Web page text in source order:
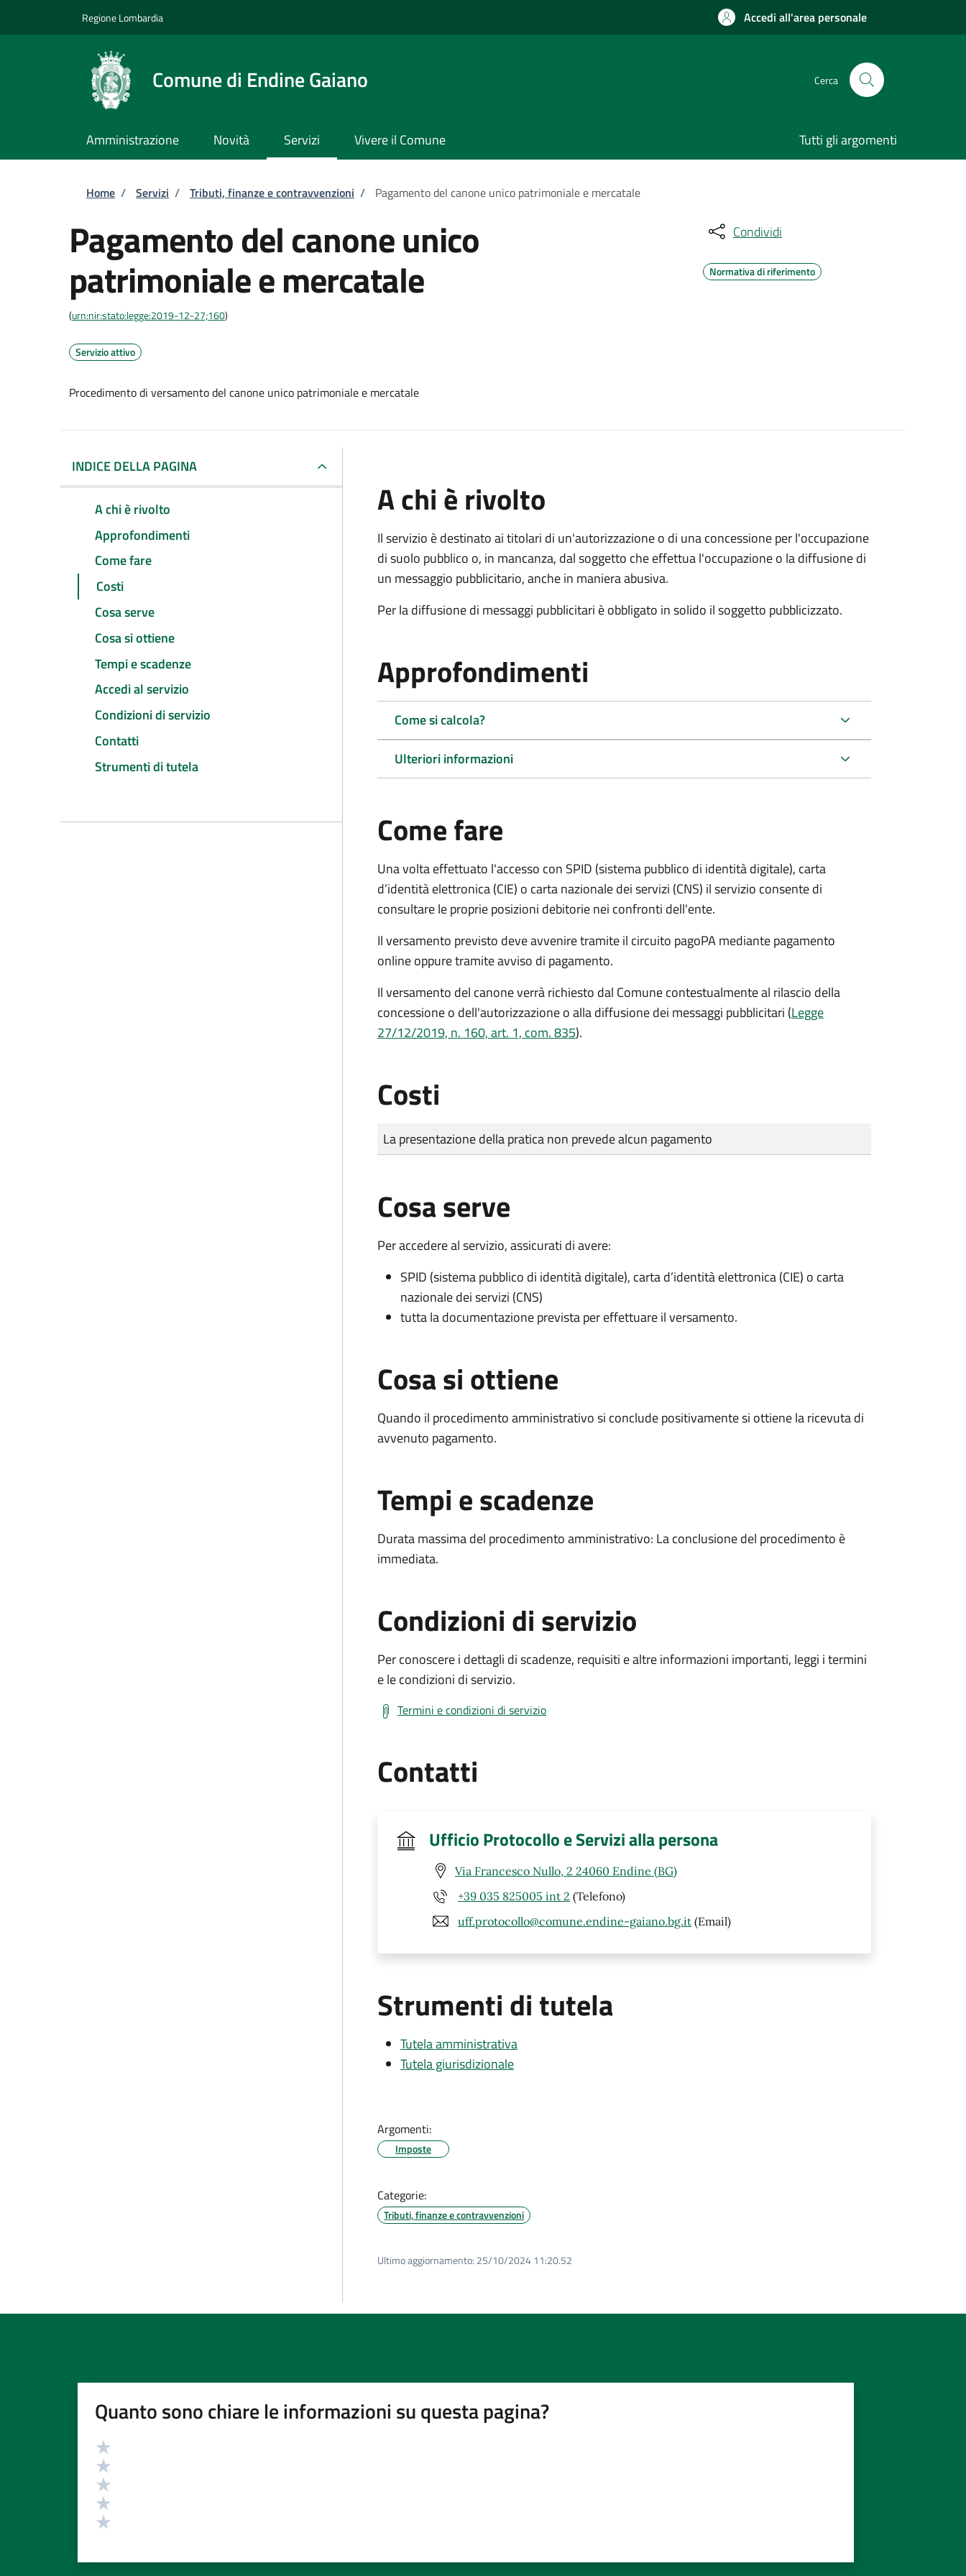
Regione Lombardia Accedi all'area personale
Comune di Endine Gaiano Cerca
Amministrazione Novità Servizi Vivere il Comune Tutti gli argomenti
Briciole di pane
Home / Servizi / Tributi, finanze e contravvenzioni / Pagamento del canone unico patrimoniale e mercatale
Pagamento del canone unico
patrimoniale e mercatale
(urn:nir:stato:legge:2019-12-27;160)
Servizio attivo
Procedimento di versamento del canone unico patrimoniale e mercatale
Condividi
Normativa di riferimento
INDICE DELLA PAGINA
A chi è rivolto
Approfondimenti
Come fare
Costi
Cosa serve
Cosa si ottiene
Tempi e scadenze
Accedi al servizio
Condizioni di servizio
Contatti
Strumenti di tutela
A chi è rivolto
Il servizio è destinato ai titolari di un'autorizzazione o di una concessione per l'occupazione
di suolo pubblico o, in mancanza, dal soggetto che effettua l'occupazione o la diffusione di
un messaggio pubblicitario, anche in maniera abusiva.
Per la diffusione di messaggi pubblicitari è obbligato in solido il soggetto pubblicizzato.
Approfondimenti
Come si calcola?
Ulteriori informazioni
Come fare
Una volta effettuato l'accesso con SPID (sistema pubblico di identità digitale), carta
d’identità elettronica (CIE) o carta nazionale dei servizi (CNS) il servizio consente di
consultare le proprie posizioni debitorie nei confronti dell'ente.
Il versamento previsto deve avvenire tramite il circuito pagoPA mediante pagamento
online oppure tramite avviso di pagamento.
Il versamento del canone verrà richiesto dal Comune contestualmente al rilascio della
concessione o dell'autorizzazione o alla diffusione dei messaggi pubblicitari (Legge
27/12/2019, n. 160, art. 1, com. 835).
Costi
Tipo di pagamento
Importo
La presentazione della pratica non prevede alcun pagamento
Cosa serve
Per accedere al servizio, assicurati di avere:
SPID (sistema pubblico di identità digitale), carta d’identità elettronica (CIE) o carta
nazionale dei servizi (CNS)
tutta la documentazione prevista per effettuare il versamento.
Cosa si ottiene
Quando il procedimento amministrativo si conclude positivamente si ottiene la ricevuta di
avvenuto pagamento.
Tempi e scadenze
Durata massima del procedimento amministrativo: La conclusione del procedimento è
immediata.
Condizioni di servizio
Per conoscere i dettagli di scadenze, requisiti e altre informazioni importanti, leggi i termini
e le condizioni di servizio.
Termini e condizioni di servizio
Contatti
Ufficio Protocollo e Servizi alla persona
Via Francesco Nullo, 2 24060 Endine (BG)
+39 035 825005 int 2 (Telefono)
uff.protocollo@comune.endine-gaiano.bg.it (Email)
Strumenti di tutela
Tutela amministrativa
Tutela giurisdizionale
Argomenti:
Imposte
Categorie:
Tributi, finanze e contravvenzioni
Ultimo aggiornamento: 25/10/2024 11:20.52
Quanto sono chiare le informazioni su questa pagina?
Valutazione